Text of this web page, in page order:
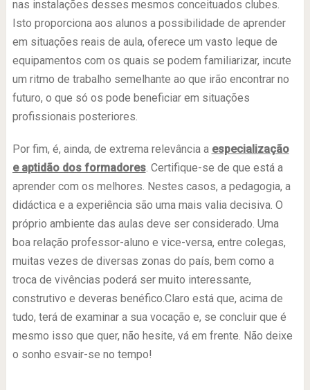
nas instalações desses mesmos conceituados clubes.
Isto proporciona aos alunos a possibilidade de aprender
em situações reais de aula, oferece um vasto leque de
equipamentos com os quais se podem familiarizar, incute
um ritmo de trabalho semelhante ao que irão encontrar no
futuro, o que só os pode beneficiar em situações
profissionais posteriores.
Por fim, é, ainda, de extrema relevância a especialização
e aptidão dos formadores. Certifique-se de que está a
aprender com os melhores. Nestes casos, a pedagogia, a
didáctica e a experiência são uma mais valia decisiva. O
próprio ambiente das aulas deve ser considerado. Uma
boa relação professor-aluno e vice-versa, entre colegas,
muitas vezes de diversas zonas do país, bem como a
troca de vivências poderá ser muito interessante,
construtivo e deveras benéfico.Claro está que, acima de
tudo, terá de examinar a sua vocação e, se concluir que é
mesmo isso que quer, não hesite, vá em frente. Não deixe
o sonho esvair-se no tempo!